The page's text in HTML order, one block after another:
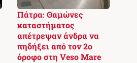
Πάτρα: Θαμώνες
καταστήματος
απέτρεψαν άνδρα να
πηδήξει από τον 2ο
όροφο στη Veso Mare